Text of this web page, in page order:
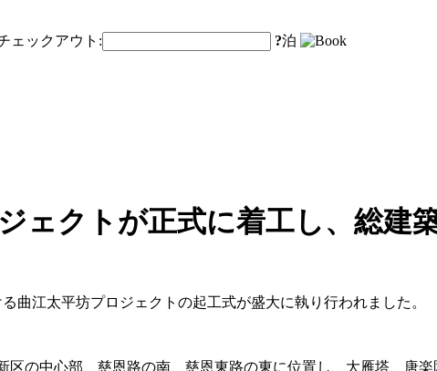
ェックアウト: ?泊
ェクトが正式に着工し、総建
曲江太平坊プロジェクトの起工式が盛大に執り行われました。
区の中心部、慈恩路の南、慈恩東路の東に位置し、大雁塔、唐